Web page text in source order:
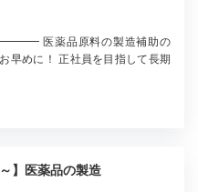
薬品原料の製造補助の
早めに！ 正社員を目指して長期
】医薬品の製造